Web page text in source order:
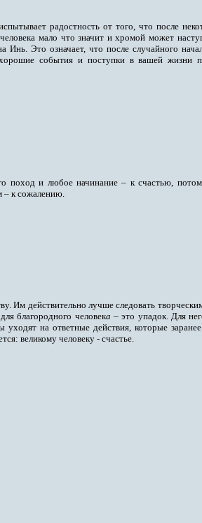
радостность от того, что после
мало что значит и хромой может
Это означает, что после случайного
события и поступки в вашей жизни
поход и любое начинание – к счастью,
– к сожалению.
Им действительно лучше следовать
благородного человека – это упадок. Для
на ответные действия, которые
великому человеку - счастье.